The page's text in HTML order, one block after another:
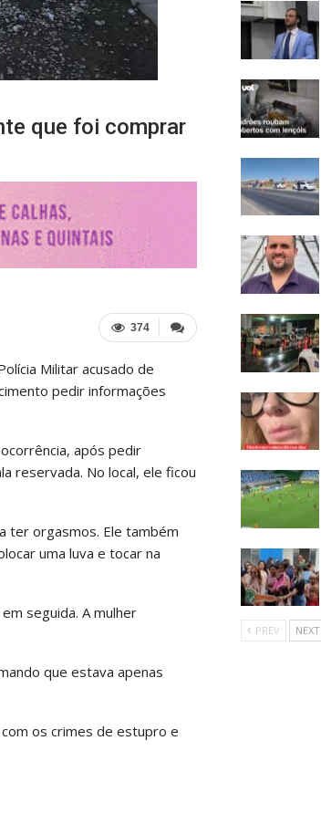
que foi comprar
374
Militar acusado de
pedir informações
após pedir
reservada. No local, ele ficou
ter orgasmos. Ele também
uma luva e tocar na
seguida. A mulher
que estava apenas
os crimes de estupro e
PREV NEXT